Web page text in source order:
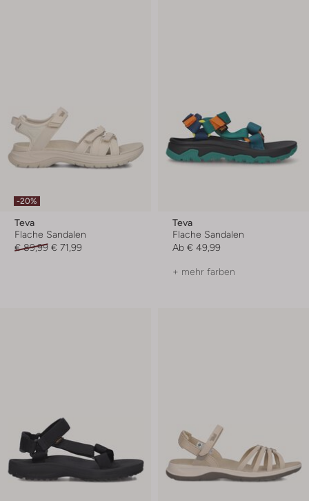
-20%
Teva
Flache Sandalen
€ 89,99 € 71,99
Teva
Flache Sandalen
Ab € 49,99
+ mehr farben